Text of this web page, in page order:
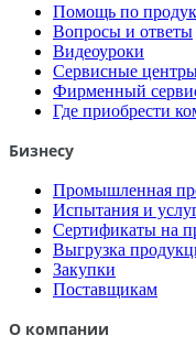
Помощь по
Вопросы и ответы
Видеоуроки
Сервисные
Фирменный
Где приобрести
Бизнесу
Промышленная
Испытания и
Сертификаты на
Выгрузка
Закупки
Поставщикам
О компании